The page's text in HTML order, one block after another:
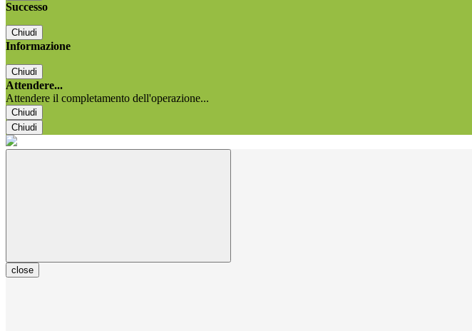
Successo
Chiudi
Informazione
Chiudi
Attendere...
Attendere il completamento dell'operazione...
Chiudi
Chiudi
close